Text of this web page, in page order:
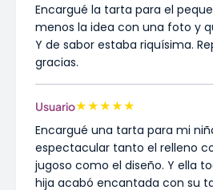
Encargué la tarta para el
menos la idea con una foto y
Y de sabor estaba riquísima.
gracias.
Usuario★★★★★
Encargué una tarta para mi
espectacular tanto el relleno
jugoso como el diseño. Y ella
hija acabó encantada con su